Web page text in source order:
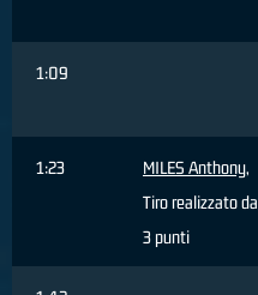
1:09
1:23 MILES Anthony,
Tiro realizzato da
3 punti